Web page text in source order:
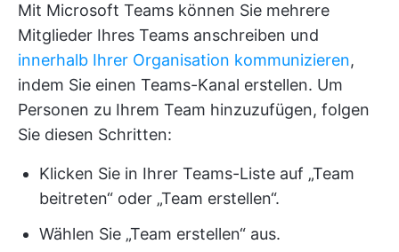
Mit Microsoft Teams können Sie mehrere
Mitglieder Ihres Teams anschreiben und
innerhalb Ihrer Organisation kommunizieren,
indem Sie einen Teams-Kanal erstellen. Um
Personen zu Ihrem Team hinzuzufügen, folgen
Sie diesen Schritten:
Klicken Sie in Ihrer Teams-Liste auf „Team
beitreten“ oder „Team erstellen“.
Wählen Sie „Team erstellen“ aus.